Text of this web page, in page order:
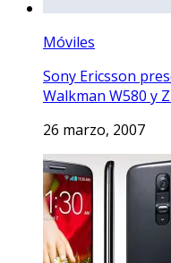
Móviles
Sony Ericsson
Walkman W580 y
26 marzo, 2007